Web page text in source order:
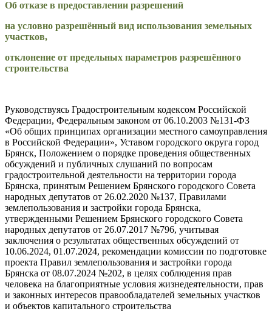
Об отказе в предоставлении разрешений
на условно разрешённый вид использования земельных
участков,
отклонение от предельных параметров разрешённого
строительства
Руководствуясь Градостроительным кодексом Российской
Федерации, Федеральным законом от 06.10.2003 №131-ФЗ
«Об общих принципах организации местного самоуправления
в Российской Федерации», Уставом городского округа город
Брянск, Положением о порядке проведения общественных
обсуждений и публичных слушаний по вопросам
градостроительной деятельности на территории города
Брянска, принятым Решением Брянского городского Совета
народных депутатов от 26.02.2020 №137, Правилами
землепользования и застройки города Брянска,
утвержденными Решением Брянского городского Совета
народных депутатов от 26.07.2017 №796, учитывая
заключения о результатах общественных обсуждений от
10.06.2024, 01.07.2024, рекомендации комиссии по подготовке
проекта Правил землепользования и застройки города
Брянска от 08.07.2024 №202, в целях соблюдения прав
человека на благоприятные условия жизнедеятельности, прав
и законных интересов правообладателей земельных участков
и объектов капитального строительства